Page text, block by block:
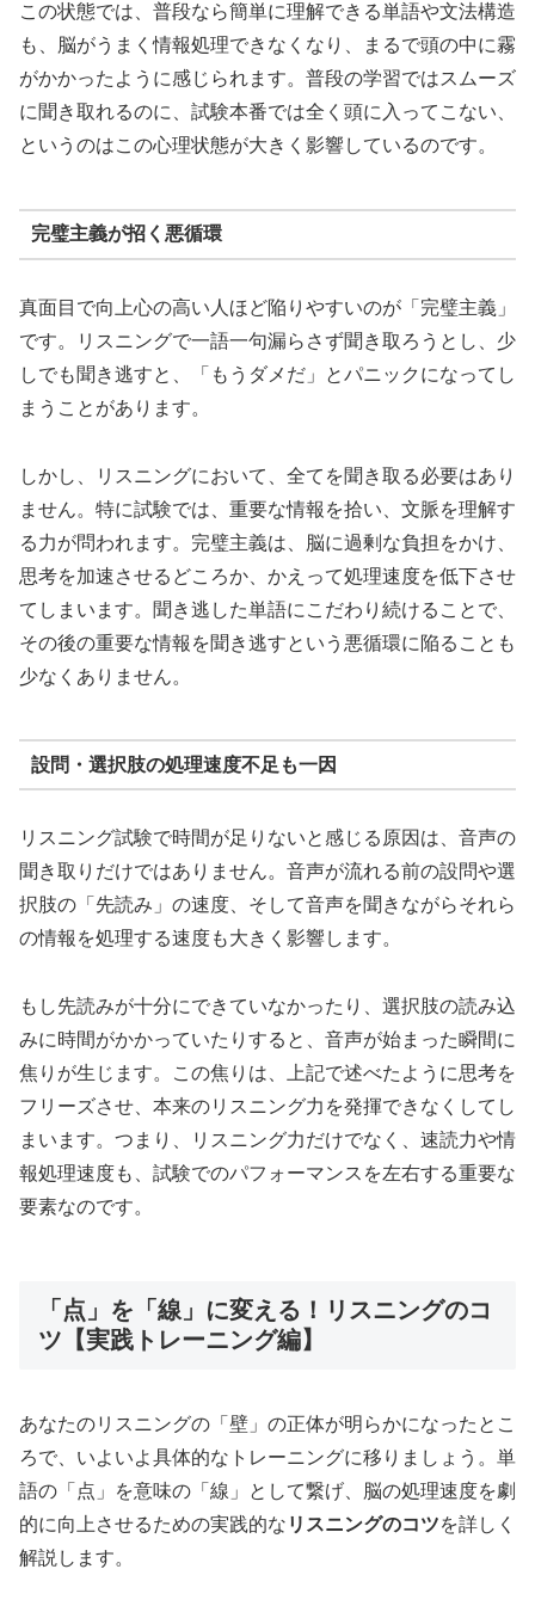
この状態では、普段なら簡単に理解できる単語や文法構造
も、脳がうまく情報処理できなくなり、まるで頭の中に霧
がかかったように感じられます。普段の学習ではスムーズ
に聞き取れるのに、試験本番では全く頭に入ってこない、
というのはこの心理状態が大きく影響しているのです。
完璧主義が招く悪循環
真面目で向上心の高い人ほど陥りやすいのが「完璧主義」
です。リスニングで一語一句漏らさず聞き取ろうとし、少
しでも聞き逃すと、「もうダメだ」とパニックになってし
まうことがあります。
しかし、リスニングにおいて、全てを聞き取る必要はあり
ません。特に試験では、重要な情報を拾い、文脈を理解す
る力が問われます。完璧主義は、脳に過剰な負担をかけ、
思考を加速させるどころか、かえって処理速度を低下させ
てしまいます。聞き逃した単語にこだわり続けることで、
その後の重要な情報を聞き逃すという悪循環に陥ることも
少なくありません。
設問・選択肢の処理速度不足も一因
リスニング試験で時間が足りないと感じる原因は、音声の
聞き取りだけではありません。音声が流れる前の設問や選
択肢の「先読み」の速度、そして音声を聞きながらそれら
の情報を処理する速度も大きく影響します。
もし先読みが十分にできていなかったり、選択肢の読み込
みに時間がかかっていたりすると、音声が始まった瞬間に
焦りが生じます。この焦りは、上記で述べたように思考を
フリーズさせ、本来のリスニング力を発揮できなくしてし
まいます。つまり、リスニング力だけでなく、速読力や情
報処理速度も、試験でのパフォーマンスを左右する重要な
要素なのです。
「点」を「線」に変える！リスニングのコ
ツ【実践トレーニング編】
あなたのリスニングの「壁」の正体が明らかになったとこ
ろで、いよいよ具体的なトレーニングに移りましょう。単
語の「点」を意味の「線」として繋げ、脳の処理速度を劇
的に向上させるための実践的な リスニングのコツを詳しく
解説します。